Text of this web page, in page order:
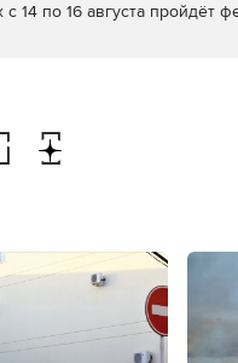
14 по 16 августа пройдёт